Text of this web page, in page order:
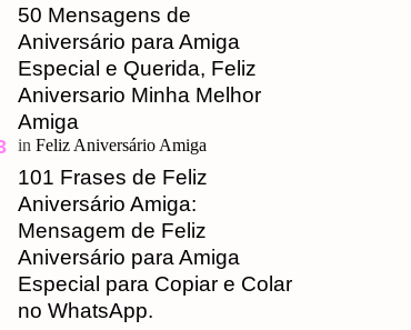
Querido, u ma grande amizade é um
presente pre…
50 Mensagens de
Aniversário para Amiga
Especial e Querida, Feliz
Aniversario Minha Melhor
Amiga
101 Frases de Feliz
Aniversário Amiga:
Mensagem de Feliz
Aniversário para Amiga
Especial para Copiar e Colar
no WhatsApp.